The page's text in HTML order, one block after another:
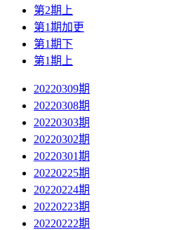
第2期上
第1期加更
第1期下
第1期上
20220309期
20220308期
20220303期
20220302期
20220301期
20220225期
20220224期
20220223期
20220222期